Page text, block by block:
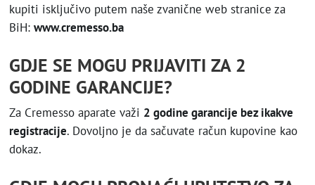
kupiti isključivo putem naše zvanične web stranice za
BiH: www.cremesso.ba
GDJE SE MOGU PRIJAVITI ZA 2
GODINE GARANCIJE?
Za Cremesso aparate važi 2 godine garancije bez ikakve
registracije. Dovoljno je da sačuvate račun kupovine kao
dokaz.